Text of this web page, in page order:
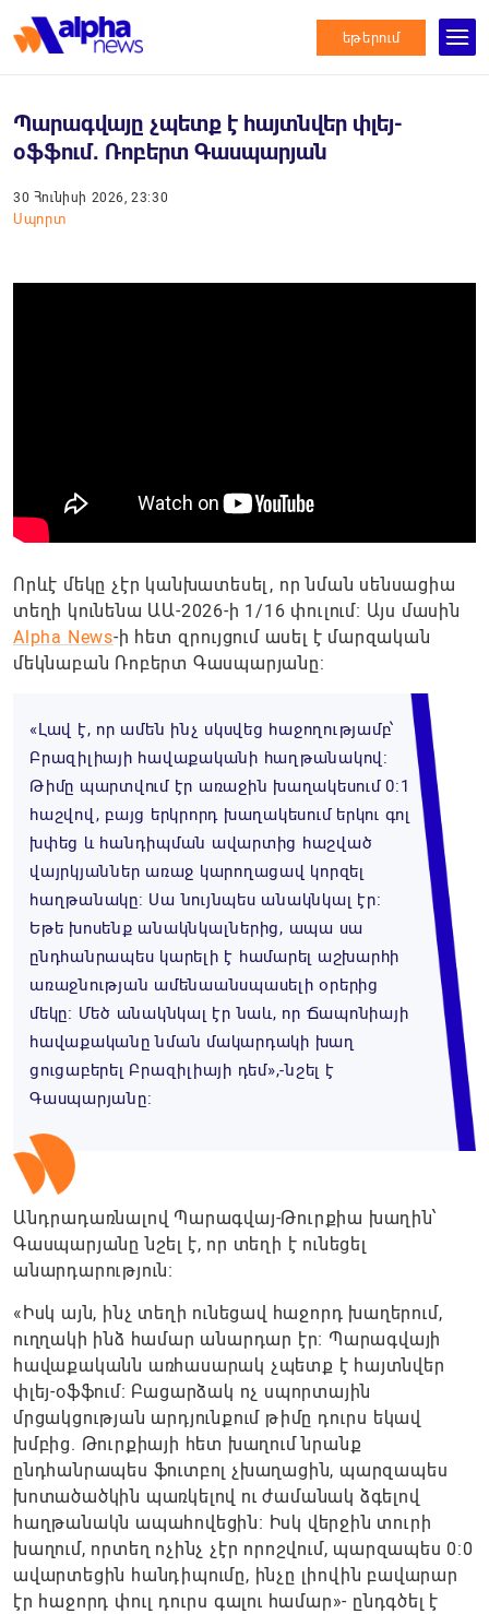
եթերում
Պարագվայը չպետք է հայտնվեր փլեյ-
օֆֆում․ Ռոբերտ Գասպարյան
30 Հունիսի 2026, 23:30
Սպորտ
Որևէ մեկը չէր կանխատեսել, որ նման սենսացիա
տեղի կունենա ԱԱ-2026-ի 1/16 փուլում։ Այս մասին
Alpha News-ի հետ զրույցում ասել է մարզական
մեկնաբան Ռոբերտ Գասպարյանը:
«Լավ է, որ ամեն ինչ սկսվեց հաջողությամբ՝
Բրազիլիայի հավաքականի հաղթանակով։
Թիմը պարտվում էր առաջին խաղակեսում 0:1
հաշվով, բայց երկրորդ խաղակեսում երկու գոլ
խփեց և հանդիպման ավարտից հաշված
վայրկյաններ առաջ կարողացավ կորզել
հաղթանակը։ Սա նույնպես անակնկալ էր։
Եթե խոսենք անակնկալներից, ապա սա
ընդհանրապես կարելի է համարել աշխարհի
առաջնության ամենաանսպասելի օրերից
մեկը։ Մեծ անակնկալ էր նաև, որ Ճապոնիայի
հավաքականը նման մակարդակի խաղ
ցուցաբերել Բրազիլիայի դեմ»,-նշել է
Գասպարյանը։
Անդրադառնալով Պարագվայ-Թուրքիա խաղին՝
Գասպարյանը նշել է, որ տեղի է ունեցել
անարդարություն։
«Իսկ այն, ինչ տեղի ունեցավ հաջորդ խաղերում,
ուղղակի ինձ համար անարդար էր։ Պարագվայի
հավաքականն առհասարակ չպետք է հայտնվեր
փլեյ-օֆֆում։ Բացարձակ ոչ սպորտային
մրցակցության արդյունքում թիմը դուրս եկավ
խմբից. Թուրքիայի հետ խաղում նրանք
ընդհանրապես ֆուտբոլ չխաղացին, պարզապես
խոտածածկին պառկելով ու ժամանակ ձգելով
հաղթանակն ապահովեցին։ Իսկ վերջին տուրի
խաղում, որտեղ ոչինչ չէր որոշվում, պարզապես 0:0
ավարտեցին հանդիպումը, ինչը լիովին բավարար
էր հաջորդ փուլ դուրս գալու համար»- ընդգծել է